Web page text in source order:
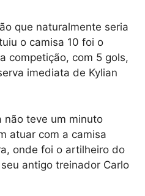
que naturalmente seria
o camisa 10 foi o
competição, com 5 gols,
imediata de Kylian
não teve um minuto
atuar com a camisa
onde foi o artilheiro do
antigo treinador Carlo